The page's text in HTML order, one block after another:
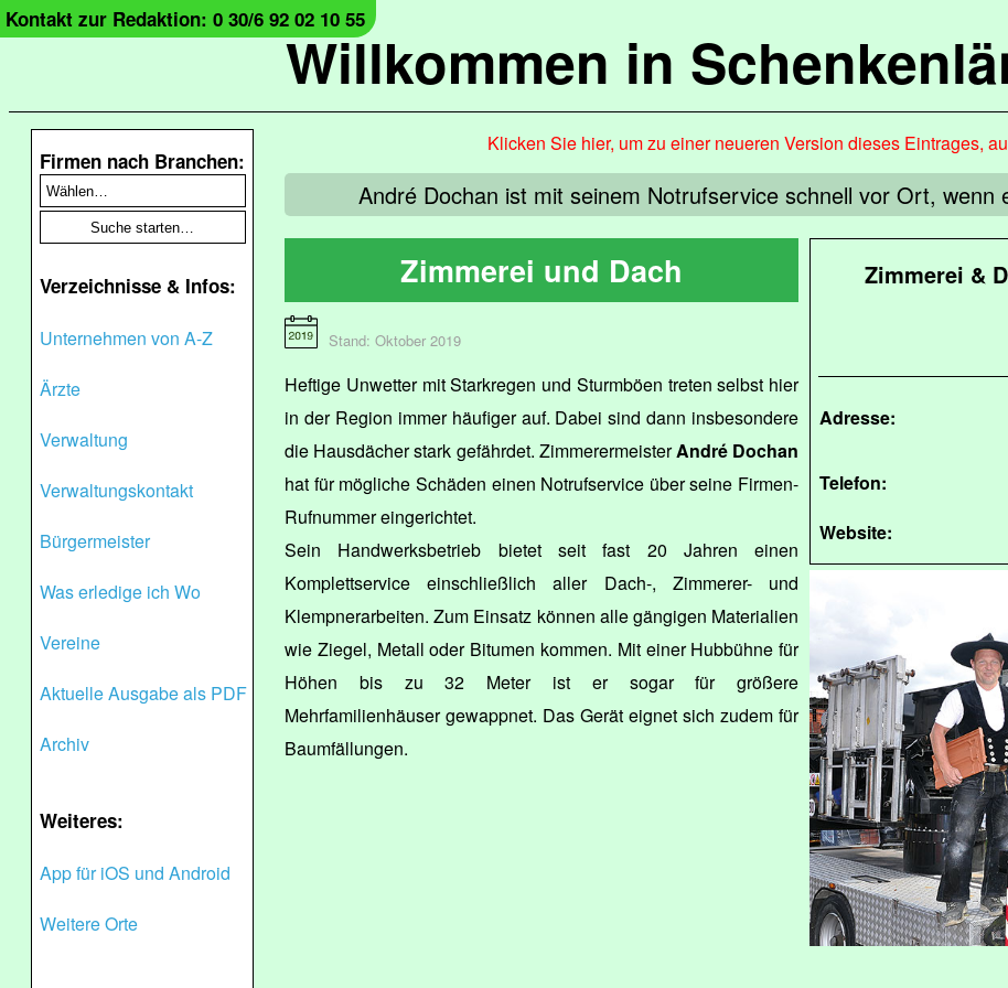
Willkommen in
Kontakt zur Redaktion: 0 30/6 92 02 10 55
Firmen nach Branchen:
Verzeichnisse & Infos:
Unternehmen von A-Z
Ärzte
Verwaltung
Verwaltungskontakt
Bürgermeister
Was erledige ich Wo
Vereine
Aktuelle Ausgabe als PDF
Archiv
Weiteres:
App für iOS und Android
Weitere Orte
Klicken Sie hier, um zu einer neueren Version dieses Eintrages,
André Dochan ist mit seinem Notrufservice schnell vor Ort, wenn
Zimmerei &
Adresse:
Telefon:
Website:
Zimmerei und Dach
Stand: Oktober 2019
Heftige Unwetter mit Starkregen und Sturmböen treten selbst hier
in der Region immer häufiger auf. Dabei sind dann insbesondere
die Hausdächer stark gefährdet. ZimmerermeisterAndré Dochan
hat für mögliche Schäden einen Notrufservice über seine Firmen-
Rufnummer eingerichtet.
Sein Handwerksbetrieb bietet seit fast 20 Jahren einen
Komplettservice einschließlich aller Dach-, Zimmerer- und
Klempnerarbeiten. Zum Einsatz können alle gängigen Materialien
wie Ziegel, Metall oder Bitumen kommen. Mit einer Hubbühne für
Höhen bis zu 32 Meter ist er sogar für größere
Mehrfamilienhäuser gewappnet. Das Gerät eignet sich zudem für
Baumfällungen.